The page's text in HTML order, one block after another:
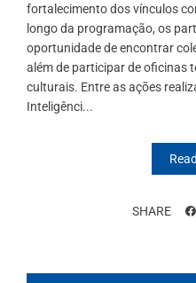
fortalecimento dos vínculos
longo da programação, os
oportunidade de encontrar
além de participar de oficinas
culturais. Entre as ações
Inteligênci...
SHARE